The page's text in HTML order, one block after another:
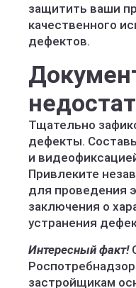
защитить ваши
качественного
дефектов.
Тщательно
дефекты.
и
Привлеките
для проведения
заключения о
устранения
Интересный факт!
застройщикам